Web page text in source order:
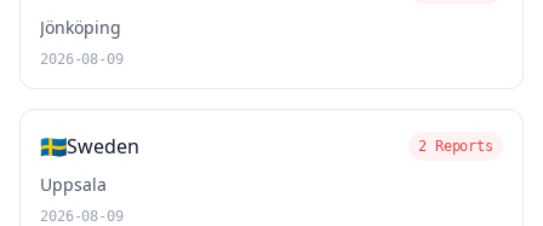
Jönköping
2026-08-09
🇸🇪Sweden 2 Reports
Uppsala
2026-08-09